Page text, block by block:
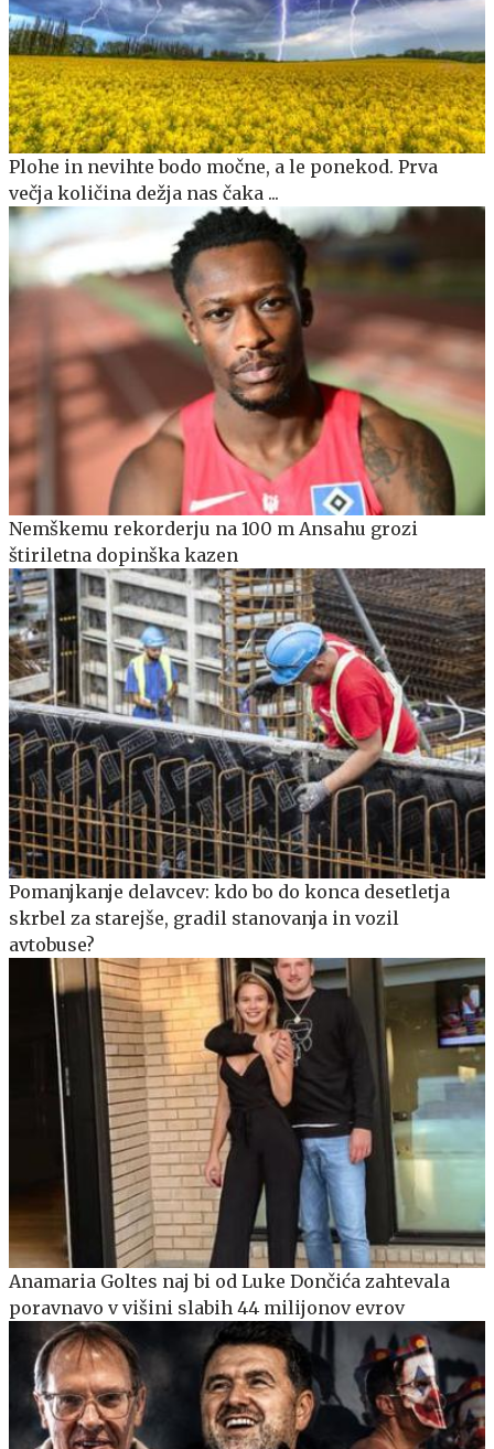
Plohe in nevihte bodo močne, a le ponekod. Prva
večja količina dežja nas čaka ...
Nemškemu rekorderju na 100 m Ansahu grozi
štiriletna dopinška kazen
Pomanjkanje delavcev: kdo bo do konca desetletja
skrbel za starejše, gradil stanovanja in vozil
avtobuse?
Anamaria Goltes naj bi od Luke Dončića zahtevala
poravnavo v višini slabih 44 milijonov evrov